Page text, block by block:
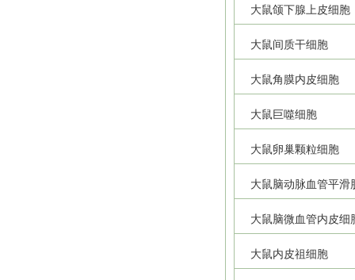
大鼠颌下腺上皮细胞
大鼠间质干细胞
大鼠角膜内皮细胞
大鼠巨噬细胞
大鼠卵巢颗粒细胞
大鼠脑动脉血管平滑
大鼠脑微血管内皮细
大鼠内皮祖细胞